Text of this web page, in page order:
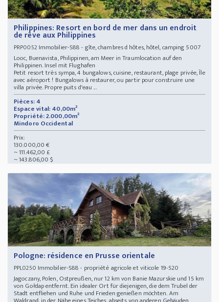
Philippines: Resort en bord de mer dans un endroit
de rêve aux Philippines
PRP0052Immobilier-S88 - gîte, chambres d hôtes, hôtel, camping 5007
Looc, Buenavista, Philippinen, am Meer in Traumlocation auf den
Philippinen. Insel mit Flughafen
Petit resort très sympa, 4 bungalows, cuisine, restaurant, plage privée, Île
avec aéroport ! Bungalows à restaurer, ou partir pour construire une
villa privée. Propre puits d'eau ...
Pièces: 4
Espace vital: 40,00m²
Propriété: 2.000,00m²
Mindoro Occidental
Prix:
130.000,00 €
~ 111.462,00 £
~ 143.806,00 $
Pologne: résidence en Prusse orientale
PPL0250 Immobilier-S88 - propriété agricole et viticole 19-520
Jagoczany, Polen, Ostpreußen, nur 12 km von Banie Mazurskie und 15 km
von Gołdap entfernt. Ein idealer Ort für diejenigen, die dem Trubel der
Stadt entfliehen und Ruhe und Frieden genießen möchten. Am